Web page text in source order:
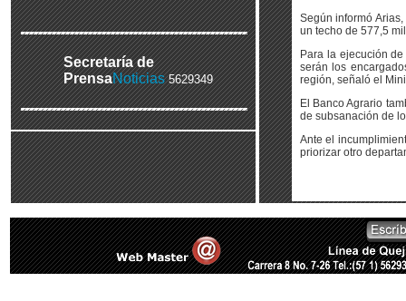
Secretaría de
PrensaNoticias 5629349
Según informó
un techo de 577,5
Para la ejecución
serán los
región, señaló el
El Banco Agrario
de subsanación de
Ante el
priorizar otro